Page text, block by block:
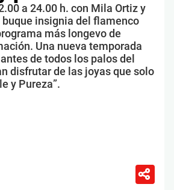
a 24.00 h. con Mila Ortiz y
buque insignia del flamenco
más longevo de
Una nueva temporada
de todos los palos del
disfrutar de las joyas que solo
y Pureza”.